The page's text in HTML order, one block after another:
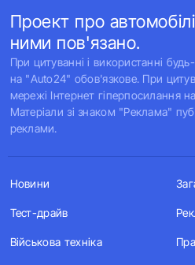
Проект про
ними пов'язано.
При цитуванні і використанні
на "Auto24" обов'язкове. При
мережі Інтернет гіперпосилання
Матеріали зі знаком "Реклама"
реклами.
Новини
Тест-драйв
Військова техніка